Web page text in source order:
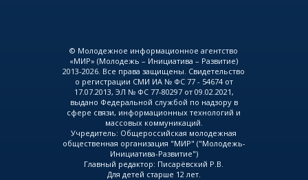
© Молодежное информационное агентство
«МИР» (Молодежь – Инициатива – Развитие)
2013-2026. Все права защищены. Свидетельство
о регистрации СМИ ИА № ФС 77 - 54674 от
17.07.2013, ЭЛ № ФС 77-80297 от 09.02.2021,
выдано Федеральной службой по надзору в
сфере связи, информационных технологий и
массовых коммуникаций.
Учредитель: Общероссийская молодежная
общественная организация "МИР" ("Молодежь-
Инициатива-Развитие")
Главный редактор: Писарёвский Р.В.
Для детей старше 12 лет.